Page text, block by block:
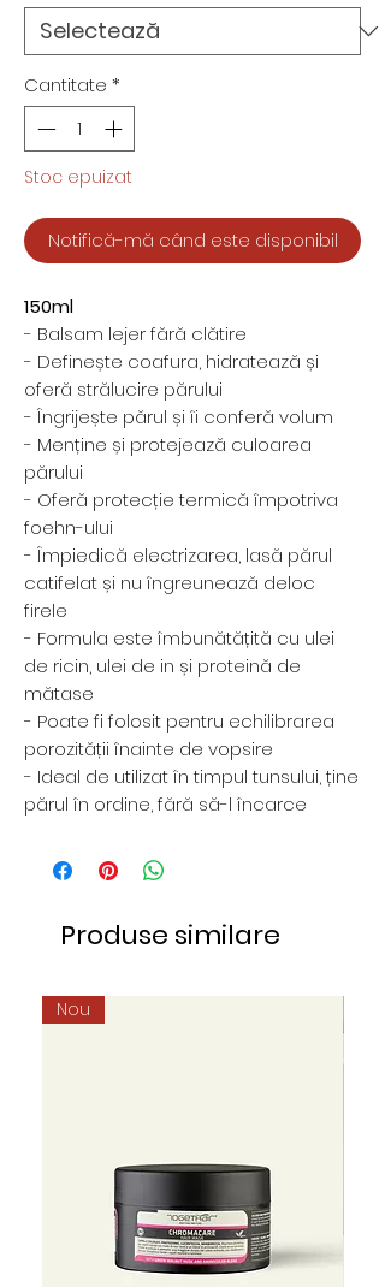
Cantitate *
Stoc epuizat
Notifică-mă când este disponibil
150ml
- Balsam lejer fără clătire
- Definește coafura, hidratează și
oferă strălucire părului
- Îngrijește părul și îi conferă volum
- Menține și protejează culoarea
părului
- Oferă protecție termică împotriva
foehn-ului
- Împiedică electrizarea, lasă părul
catifelat și nu îngreunează deloc
firele
- Formula este îmbunătățită cu ulei
de ricin, ulei de in și proteină de
mătase
- Poate fi folosit pentru echilibrarea
porozității înainte de vopsire
- Ideal de utilizat în timpul tunsului, ține
părul în ordine, fără să-l încarce
Produse similare
Nou